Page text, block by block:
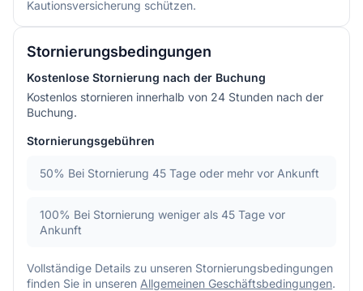
Kautionsversicherung schützen.
Stornierungsbedingungen
Kostenlose Stornierung nach der Buchung
Kostenlos stornieren innerhalb von 24 Stunden nach der
Buchung.
Stornierungsgebühren
50% Bei Stornierung 45 Tage oder mehr vor Ankunft
100% Bei Stornierung weniger als 45 Tage vor
Ankunft
Vollständige Details zu unseren Stornierungsbedingungen
finden Sie in unseren Allgemeinen Geschäftsbedingungen.